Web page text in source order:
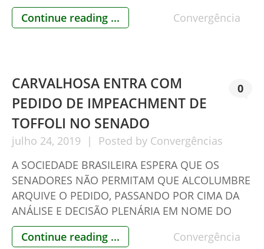
ambiente”. A Amazônia é riquíssima, teria um
valor estimado em mais de US$ 23 trilhões em
Continue reading ... Convergência
CARVALHOSA ENTRA COM
PEDIDO DE IMPEACHMENT DE
TOFFOLI NO SENADO
julho 24, 2019 Posted by Convergências
0
A SOCIEDADE BRASILEIRA ESPERA QUE OS
SENADORES NÃO PERMITAM QUE ALCOLUMBRE
ARQUIVE O PEDIDO, PASSANDO POR CIMA DA
ANÁLISE E DECISÃO PLENÁRIA EM NOME DO
POVO BRASILEIRO Brasília – O jurista Modesto
Carvalhosa ingressou na tarde de hoje no
Continue reading ... Convergência